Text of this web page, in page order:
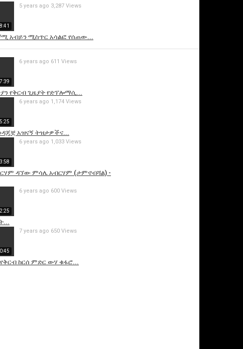
ሚ አብይን ሚስጥር አሳልፎ የሰጠው...
5 years ago 3,287 Views
የቅርብ ጊዜያት የድፕሎማሲ...
6 years ago 611 Views
አዝናኝ ትዝታዎችና...
6 years ago 1,174 Views
ዳኘው ምሳሌ አብርሃም (ታምኖብሻል) -
6 years ago 1,033 Views
6 years ago 600 Views
ከርሰ ምድር ውሃ ቁፋሮ...
7 years ago 650 Views